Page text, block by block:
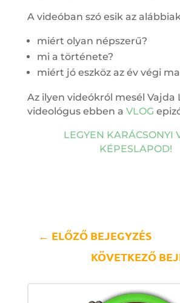
A videóban szó esik az
miért olyan népszerű?
mi a története?
miért jó eszköz az év végi
Az ilyen videókról mesél Vajda
videológus ebben a VLOG
LEGYEN KARÁCSONYI
KÉPESLAPOD!
← ELŐZŐ BEJEGYZÉS
KÖVETKEZŐ